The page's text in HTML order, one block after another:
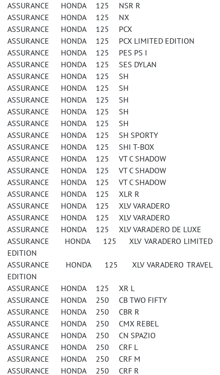
ASSURANCE HONDA 125 NSR R
ASSURANCE HONDA 125 NX
ASSURANCE HONDA 125 PCX
ASSURANCE HONDA 125 PCX LIMITED EDITION
ASSURANCE HONDA 125 PES PS I
ASSURANCE HONDA 125 SES DYLAN
ASSURANCE HONDA 125 SH
ASSURANCE HONDA 125 SH
ASSURANCE HONDA 125 SH
ASSURANCE HONDA 125 SH
ASSURANCE HONDA 125 SH
ASSURANCE HONDA 125 SH SPORTY
ASSURANCE HONDA 125 SHI T-BOX
ASSURANCE HONDA 125 VT C SHADOW
ASSURANCE HONDA 125 VT C SHADOW
ASSURANCE HONDA 125 VT C SHADOW
ASSURANCE HONDA 125 XLR R
ASSURANCE HONDA 125 XLV VARADERO
ASSURANCE HONDA 125 XLV VARADERO
ASSURANCE HONDA 125 XLV VARADERO DE LUXE
ASSURANCE HONDA 125 XLV VARADERO LIMITED
EDITION
ASSURANCE HONDA 125 XLV VARADERO TRAVEL
EDITION
ASSURANCE HONDA 125 XR L
ASSURANCE HONDA 250 CB TWO FIFTY
ASSURANCE HONDA 250 CBR R
ASSURANCE HONDA 250 CMX REBEL
ASSURANCE HONDA 250 CN SPAZIO
ASSURANCE HONDA 250 CRF L
ASSURANCE HONDA 250 CRF M
ASSURANCE HONDA 250 CRF R